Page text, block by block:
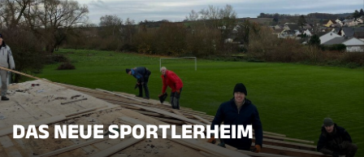
DAS NEUE SPORTLERHEIM